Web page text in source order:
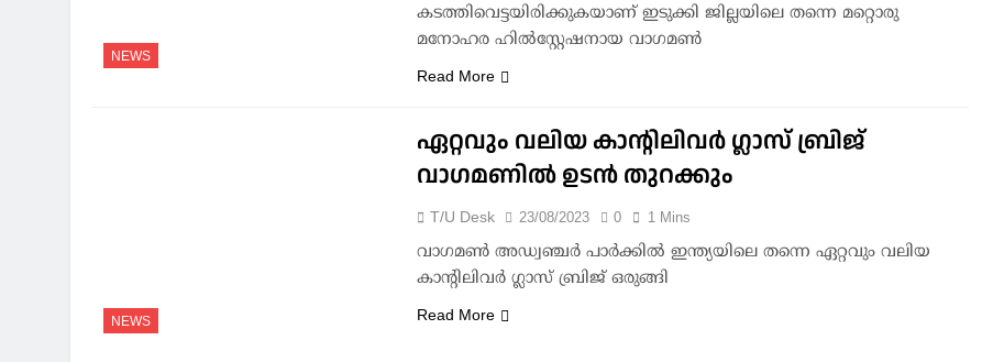
NEWS
കടത്തിവെട്ടയിരിക്കുകയാണ് ഇടുക്കി ജില്ലയിലെ തന്നെ മറ്റൊരു
മനോഹര ഹില്‍സ്റ്റേഷനായ വാഗമണ്‍
Read More
NEWS
ഏറ്റവും വലിയ കാന്റിലിവര്‍ ഗ്ലാസ് ബ്രിജ്
വാഗമണില്‍ ഉടന്‍ തുറക്കും
T/U Desk 23/08/2023 0 1 Mins
വാഗമണ്‍ അഡ്വഞ്ചര്‍ പാര്‍ക്കില്‍ ഇന്ത്യയിലെ തന്നെ ഏറ്റവും വലിയ
കാന്റിലിവര്‍ ഗ്ലാസ് ബ്രിജ് ഒരുങ്ങി
Read More